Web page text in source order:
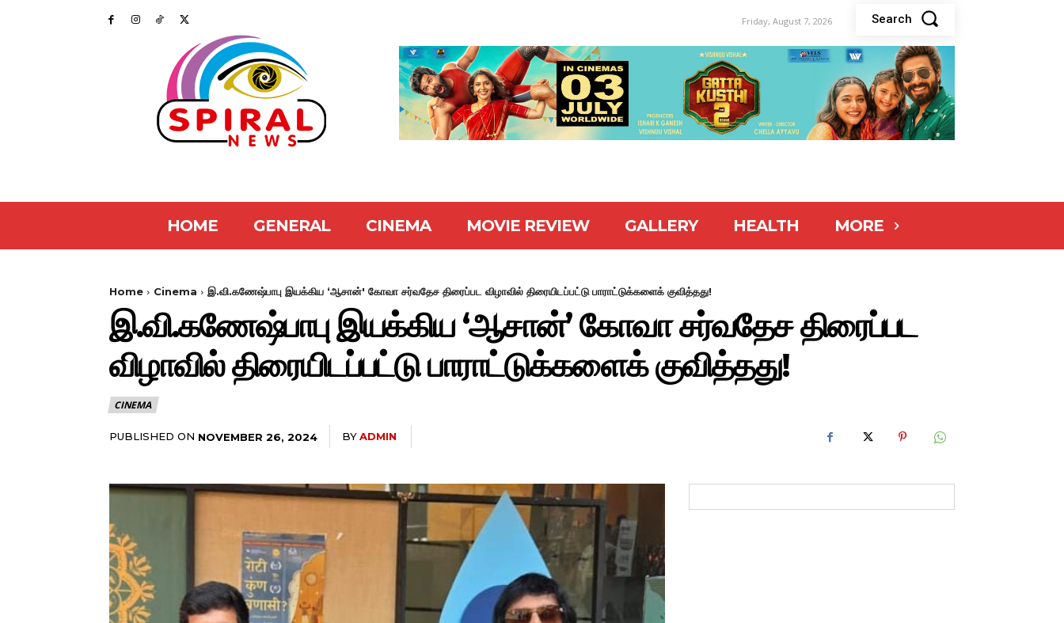
Friday, August 7, 2026 Search
HOME GENERAL CINEMA MOVIE REVIEW GALLERY HEALTH MORE
Home Cinema இ.வி.கணேஷ்பாபு இயக்கிய ‘ஆசான்' கோவா சர்வதேச திரைப்பட விழாவில் திரையிடப்பட்டு பாராட்டுக்களைக் குவித்தது!
இ.வி.கணேஷ்பாபு இயக்கிய ‘ஆசான்’ கோவா சர்வதேச திரைப்பட
விழாவில் திரையிடப்பட்டு பாராட்டுக்களைக் குவித்தது!
CINEMA
PUBLISHED ON NOVEMBER 26, 2024 BYADMIN